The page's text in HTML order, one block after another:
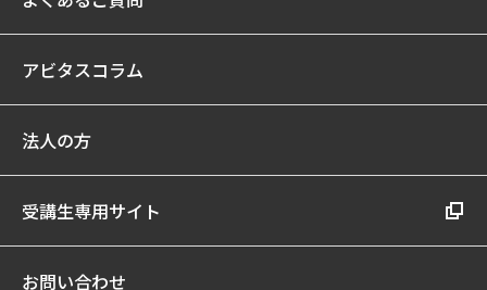
アビタスコラム
法人の方
受講生専用サイト
お問い合わせ